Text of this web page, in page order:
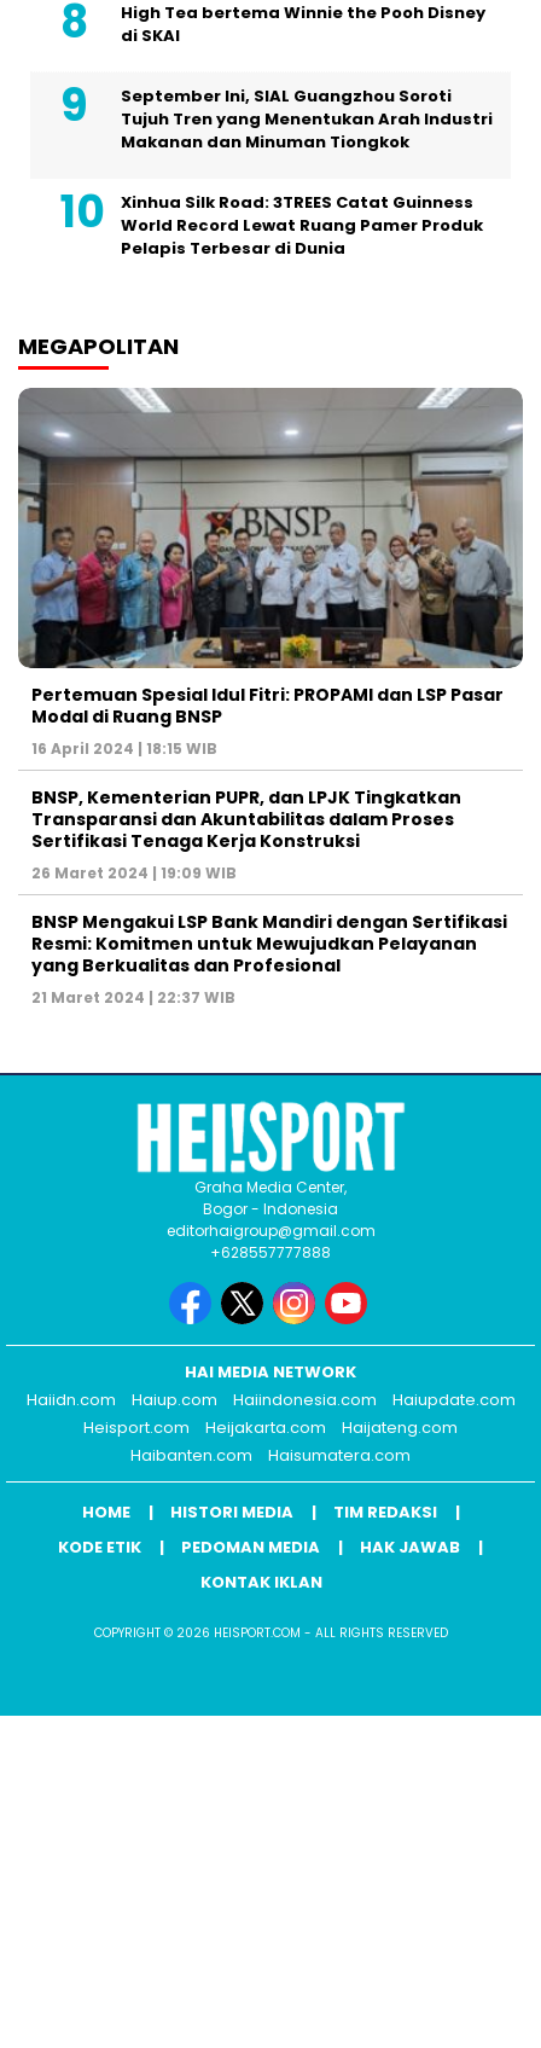
High Tea bertema Winnie the Pooh Disney
di SKAI
September Ini, SIAL Guangzhou Soroti
Tujuh Tren yang Menentukan Arah Industri
Makanan dan Minuman Tiongkok
Xinhua Silk Road: 3TREES Catat Guinness
World Record Lewat Ruang Pamer Produk
Pelapis Terbesar di Dunia
MEGAPOLITAN
Pertemuan Spesial Idul Fitri: PROPAMI dan LSP Pasar
Modal di Ruang BNSP
16 April 2024 | 18:15 WIB
BNSP, Kementerian PUPR, dan LPJK Tingkatkan
Transparansi dan Akuntabilitas dalam Proses
Sertifikasi Tenaga Kerja Konstruksi
26 Maret 2024 | 19:09 WIB
BNSP Mengakui LSP Bank Mandiri dengan Sertifikasi
Resmi: Komitmen untuk Mewujudkan Pelayanan
yang Berkualitas dan Profesional
21 Maret 2024 | 22:37 WIB
Graha Media Center,
Bogor - Indonesia
editorhaigroup@gmail.com
+628557777888
HAI MEDIA NETWORK
Haiidn.com
Haiup.com Haiindonesia.com
Haiupdate.com
Heisport.com
Heijakarta.com
Haijateng.com
Haibanten.com
Haisumatera.com
HOME HISTORI MEDIA
TIM REDAKSI
KODE ETIK
PEDOMAN MEDIA
HAK JAWAB
KONTAK IKLAN
COPYRIGHT © 2026 HEISPORT.COM - ALL RIGHTS RESERVED